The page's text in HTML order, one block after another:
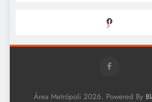
Área Metrópoli 2026. Powered By